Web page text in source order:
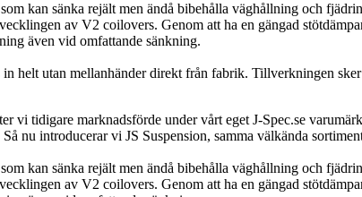
kan sänka rejält men ändå bibehålla väghållning och
av V2 coilovers. Genom att ha en gängad
även vid omfattande sänkning.
helt utan mellanhänder direkt från fabrik. Tillverkningen
vi tidigare marknadsförde under vårt eget J-Spec.se
nu introducerar vi JS Suspension, samma välkända
kan sänka rejält men ändå bibehålla väghållning och
av V2 coilovers. Genom att ha en gängad